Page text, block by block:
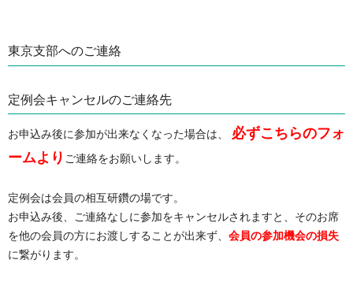
東京支部へのご連絡
定例会キャンセルのご連絡先
お申込み後に参加が出来なくなった場合は、
必ずこちらのフォ
ームより ご連絡をお願いします。
定例会は会員の相互研鑽の場です。
お申込み後、ご連絡なしに参加をキャンセルされますと、そのお席
を他の会員の方にお渡しすることが出来ず、 会員の参加機会の損失
に繋がります。